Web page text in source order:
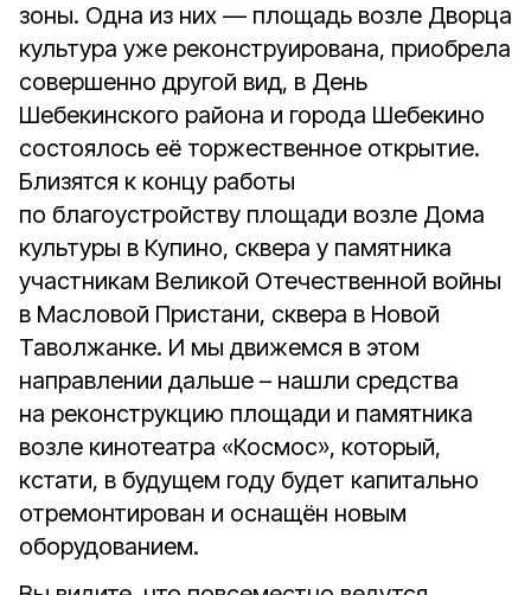
зоны. Одна из них — площадь возле Дворца
культура уже реконструирована, приобрела
совершенно другой вид, в День
Шебекинского района и города Шебекино
состоялось её торжественное открытие.
Близятся к концу работы
по благоустройству площади возле Дома
культуры в Купино, сквера у памятника
участникам Великой Отечественной войны
в Масловой Пристани, сквера в Новой
Таволжанке. И мы движемся в этом
направлении дальше – нашли средства
на реконструкцию площади и памятника
возле кинотеатра «Космос», который,
кстати, в будущем году будет капитально
отремонтирован и оснащён новым
оборудованием.